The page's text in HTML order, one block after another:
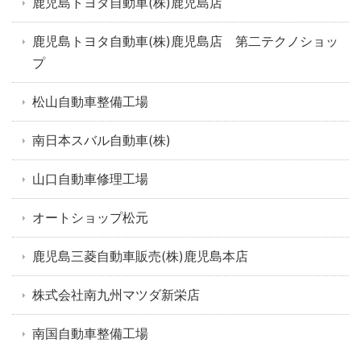
鹿児島トヨタ自動車(株)鹿児島店 第二テクノショッ
プ
松山自動車整備工場
南日本スバル自動車(株)
山口自動車修理工場
オートショップ松元
鹿児島三菱自動車販売(株)鹿児島本店
株式会社南九州マツダ新栄店
南国自動車整備工場